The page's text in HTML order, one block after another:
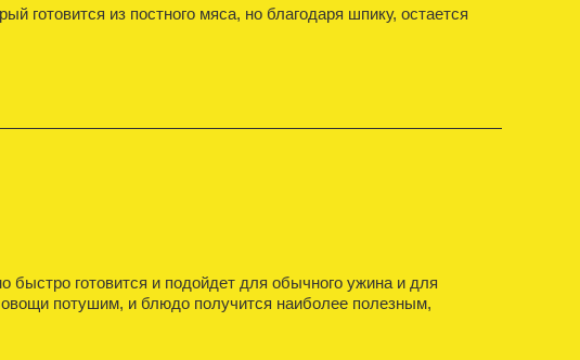
из постного мяса, но благодаря шпику, остается
готовится и подойдет для обычного ужина и для
потушим, и блюдо получится наиболее полезным,